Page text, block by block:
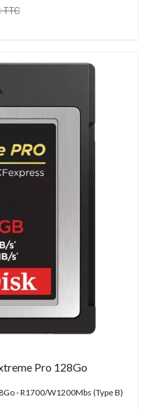
TTC
Pro 128Go
- R1700/W1200Mbs (Type B)